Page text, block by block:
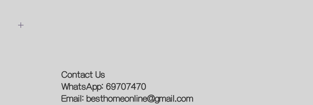
Contact Us
WhatsApp: 69707470
Email: besthomeonline@gmail.com